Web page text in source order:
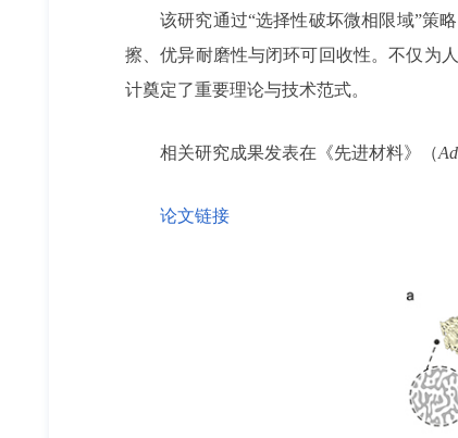
该研究通过“选择性破坏微相限域”策
擦、优异耐磨性与闭环可回收性。不仅为
计奠定了重要理论与技术范式。
相关研究成果发表在《先进材料》（
论文链接